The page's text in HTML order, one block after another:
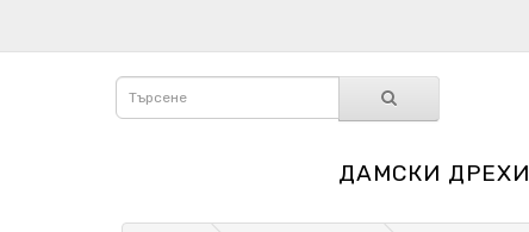
ДАМСКИ ДРЕХИ